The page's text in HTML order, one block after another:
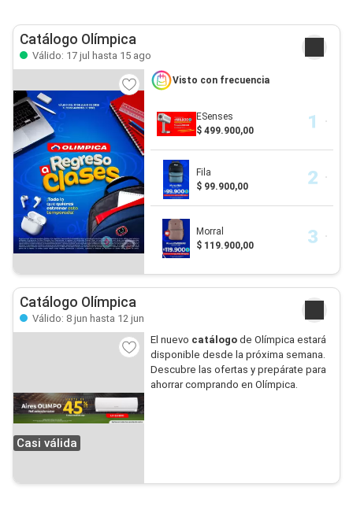
Catálogo Olímpica
Válido: 17 jul hasta 15 ago
Visto con frecuencia
ESenses
$ 499.900,00
Fila
$ 99.900,00
Morral
$ 119.900,00
Catálogo Olímpica
Válido: 8 jun hasta 12 jun
Casi válida
El nuevo catálogode Olímpica estará
disponible desde la próxima semana.
Descubre las ofertas y prepárate para
ahorrar comprando en Olímpica.